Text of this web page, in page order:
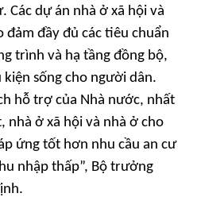
Các dự án nhà ở xã hội và
đảm đầy đủ các tiêu chuẩn
trình và hạ tầng đồng bộ,
kiện sống cho người dân.
hỗ trợ của Nhà nước, nhất
nhà ở xã hội và nhà ở cho
ứng tốt hơn nhu cầu an cư
nhập thấp”, Bộ trưởng